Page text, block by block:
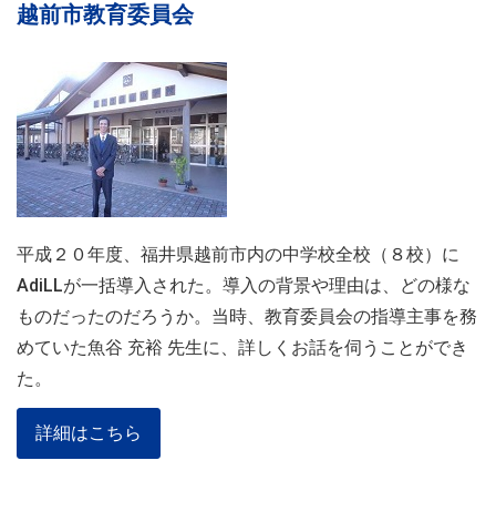
越前市教育委員会
平成２０年度、福井県越前市内の中学校全校（８校）に
AdiLLが一括導入された。導入の背景や理由は、どの様な
ものだったのだろうか。当時、教育委員会の指導主事を務
めていた魚谷 充裕 先生に、詳しくお話を伺うことができ
た。
詳細はこちら